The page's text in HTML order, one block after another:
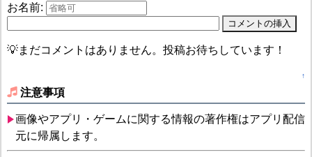
お名前:
💡まだコメントはありません。投稿お待ちしています！
↑
注意事項
画像やアプリ・ゲームに関する情報の著作権はアプリ配信
元に帰属します。